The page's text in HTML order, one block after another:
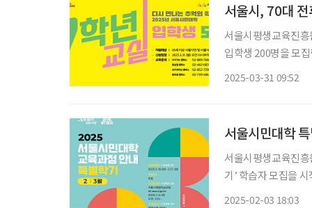
서울시, 70대 전
서울시평생교육진흥
입학생 200명을 모집
2025-03-31 09:52
서울시민대학
서울시평생교육진흥
기’ 학습자 모집을
2025-02-03 18:03